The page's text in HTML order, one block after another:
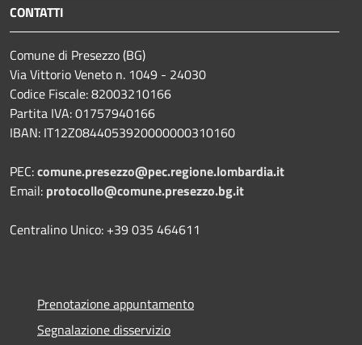
CONTATTI
Comune di Presezzo (BG)
Via Vittorio Veneto n. 1049 - 24030
Codice Fiscale: 82003210166
Partita IVA: 01757940166
IBAN: IT12Z0844053920000000310160
PEC:comune.presezzo@pec.regione.lombardia.it
Email: protocollo@comune.presezzo.bg.it
Centralino Unico: +39 035 464611
Prenotazione appuntamento
Segnalazione disservizio